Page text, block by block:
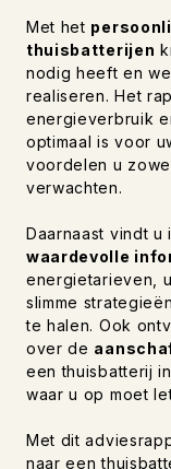
Met het
thuisbatterijen
nodig heeft en
realiseren. Het
energieverbruik
optimaal is voor
voordelen u
verwachten.
Daarnaast vindt
waardevolle
energietarieven,
slimme
te halen. Ook
over de
een thuisbatterij
waar u op moet
Met dit
naar een